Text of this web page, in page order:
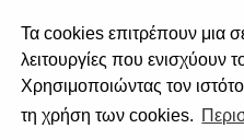
Τα cookies επιτρέπουν μια
λειτουργίες που ενισχύουν
Χρησιμοποιώντας τον
τη χρήση των cookies.